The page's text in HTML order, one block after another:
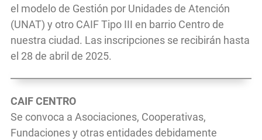
el modelo de Gestión por Unidades de Atención
(UNAT) y otro CAIF Tipo III en barrio Centro de
nuestra ciudad. Las inscripciones se recibirán hasta
el 28 de abril de 2025.
CAIF CENTRO
Se convoca a Asociaciones, Cooperativas,
Fundaciones y otras entidades debidamente